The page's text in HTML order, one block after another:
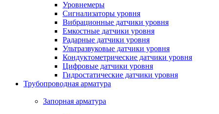
Уровнемеры
Сигнализаторы уровня
Вибрационные датчики уровня
Емкостные датчики уровня
Радарные датчики уровня
Ультразвуковые датчики уровня
Кондуктометрические датчики уровня
Цифровые датчики уровня
Гидростатические датчики уровня
Трубопроводная арматура
Запорная арматура